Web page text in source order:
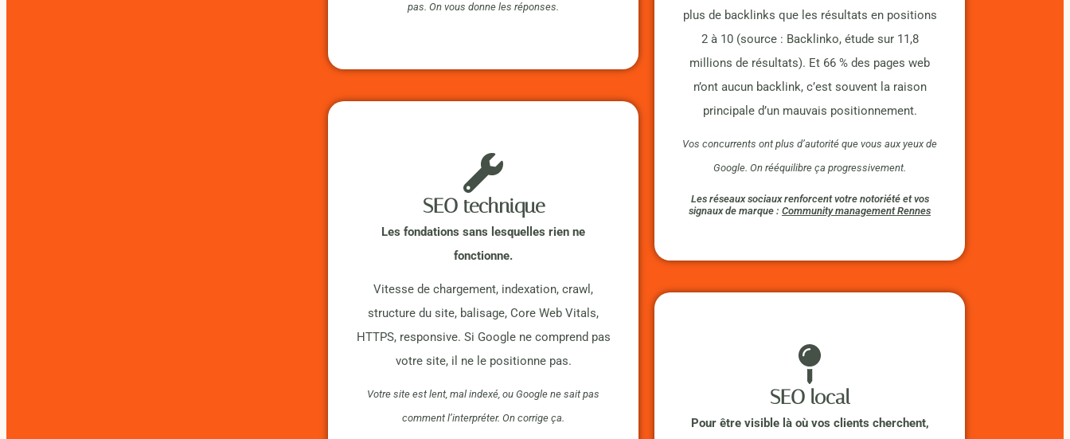
pas. On vous donne les réponses.
SEO technique
Les fondations sans lesquelles rien ne
fonctionne.
Vitesse de chargement, indexation, crawl,
structure du site, balisage, Core Web Vitals,
HTTPS, responsive. Si Google ne comprend pas
votre site, il ne le positionne pas.
Votre site est lent, mal indexé, ou Google ne sait pas
comment l’interpréter. On corrige ça.
plus de backlinks que les résultats en positions
2 à 10 (source : Backlinko, étude sur 11,8
millions de résultats). Et 66 % des pages web
n’ont aucun backlink, c’est souvent la raison
principale d’un mauvais positionnement.
Vos concurrents ont plus d’autorité que vous aux yeux de
Google. On rééquilibre ça progressivement.
Les réseaux sociaux renforcent votre notoriété et vos
signaux de marque : Community management Rennes
SEO local
Pour être visible là où vos clients cherchent,